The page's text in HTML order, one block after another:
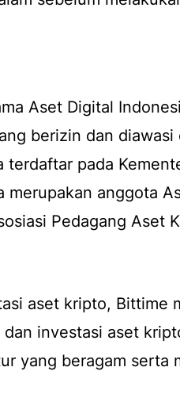
Aset Digital
berizin dan diawasi
terdaftar pada
merupakan anggota
Pedagang Aset
aset kripto, Bittime
investasi aset
yang beragam serta